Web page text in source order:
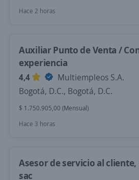
Hace 2 horas
Auxiliar Punto de Venta /
experiencia
4,4
Multiempleos S.A.
Bogotá, D.C., Bogotá, D.C.
$ 1.750.905,00 (Mensual)
Hace 3 horas
Asesor de servicio al
sac